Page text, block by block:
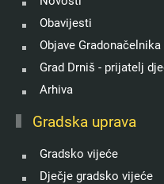
Obavijesti
Objave Gradonačelnika
Grad Drniš - prijatelj
Arhiva
Gradska uprava
Gradsko vijeće
Dječje gradsko vijeće